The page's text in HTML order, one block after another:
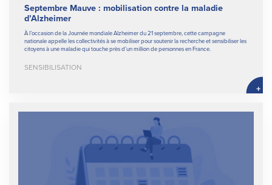
Septembre Mauve : mobilisation contre la maladie
d’Alzheimer
À l’occasion de la Journée mondiale Alzheimer du 21 septembre, cette campagne
nationale appelle les collectivités à se mobiliser pour soutenir la recherche et sensibiliser les
citoyens à une maladie qui touche près d’un million de personnes en France.
SENSIBILISATION
+